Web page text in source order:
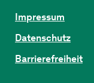
Impressum
Datenschutz
Barrierefreiheit